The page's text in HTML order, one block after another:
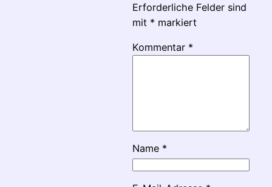
Erforderliche Felder sind
mit * markiert
Kommentar *
Name *